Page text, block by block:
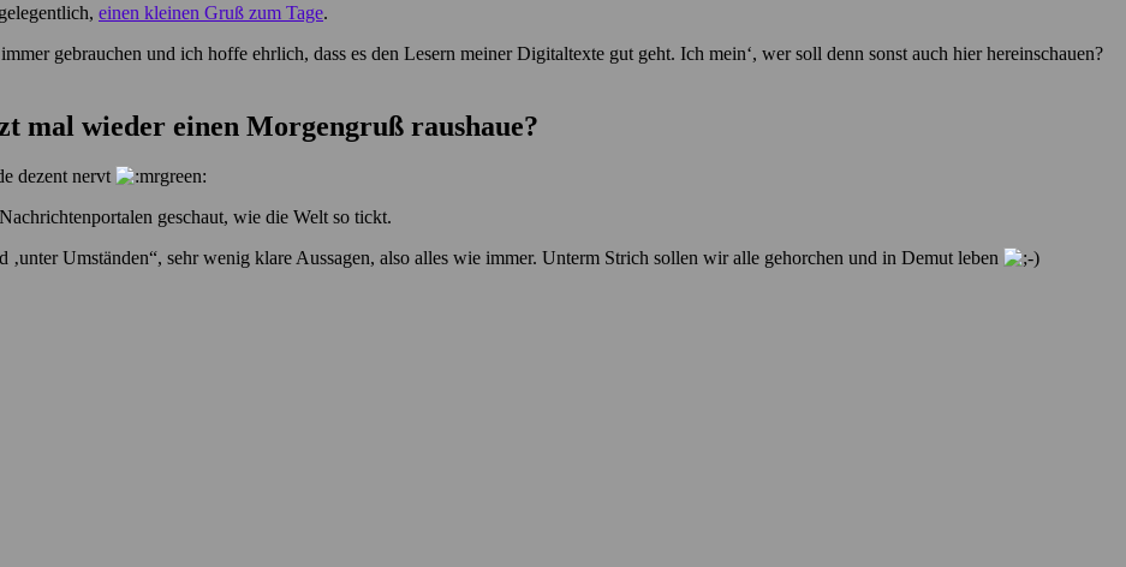
einen kleinen Gruß zum Tage.
gebrauchen und ich hoffe ehrlich, dass es den Lesern meiner Digitaltexte gut geht. Ich mein‘, wer soll denn sonst auch hier hereinschauen?
mal wieder einen Morgengruß raushaue?
dezent nervt
geschaut, wie die Welt so tickt.
Umständen“, sehr wenig klare Aussagen, also alles wie immer. Unterm Strich sollen wir alle gehorchen und in Demut leben